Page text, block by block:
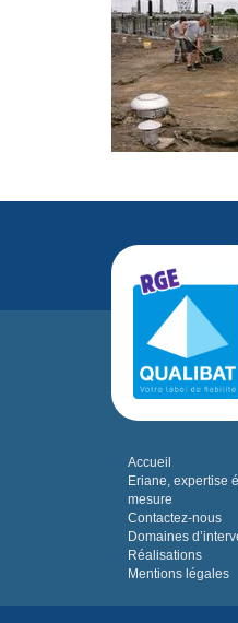
Accueil
Eriane, expertise
mesure
Contactez-nous
Domaines
Réalisations
Mentions légales